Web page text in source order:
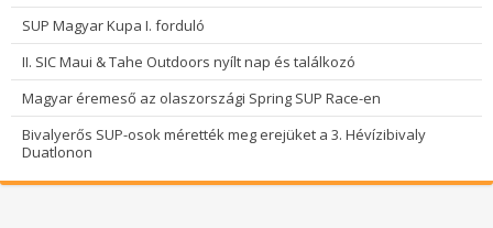
SUP Magyar Kupa I. forduló
II. SIC Maui & Tahe Outdoors nyílt nap és találkozó
Magyar éremeső az olaszországi Spring SUP Race-en
Bivalyerős SUP-osok mérették meg erejüket a 3. Hévízibivaly
Duatlonon